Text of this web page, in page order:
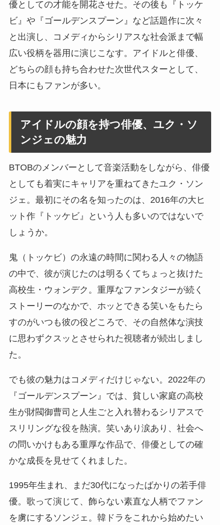
優としての才能を開花させた。その後も『トッケ
ビ』や『ゴールデンスプーン』など話題作に次々
と出演し、コメディからシリアスな社会派まで幅
広い役柄を器用に演じこなす。アイドルと俳優、
どちらの顔も持ち合わせた次世代スターとして、
日本にもファンが多い。
アイドルの顔を持つ俳優、ユク・ソ
ンジェの魅力
BTOBのメンバーとして音楽活動をしながら、俳優
としても着実にキャリアを重ねてきたユク・ソン
ジェ。最初にその名を知ったのは、2016年の大ヒ
ット作『トッケビ』という人も多いのではないで
しょうか。
鬼（トッケビ）の永遠の時間に関わる人々の物語
の中で、彼が演じたのは明るくてちょっと抜けた
高校生・ウォンデク。重厚なファンタジーが続く
ストーリーのなかで、ホッとできる笑いをもたら
すのがいつも彼の役どころで、その自然体な演技
に思わずクスッとさせられた視聴者が続出しまし
た。
でも彼の魅力はコメディだけじゃない。2022年の
『ゴールデンスプーン』では、貧しい家庭の高校
生が財閥御曹司と人生ごと入れ替わるシリアスで
スリリングな役を熱演。笑いあり涙あり、社会へ
の問いかけもある重厚な作品で、俳優としての確
かな成長を見せてくれました。
1995年生まれ、まだ30代になったばかりの若手俳
優。歌って演じて、飾らない素直な人柄でファン
を虜にするソンジェ。韓ドラをこれから始めたい